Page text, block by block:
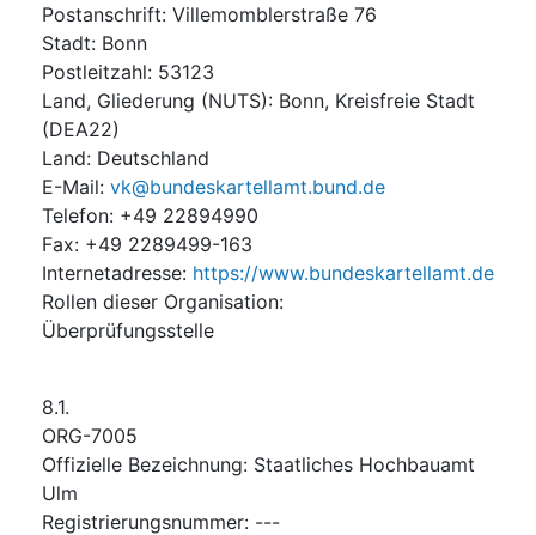
Postanschrift: Villemomblerstraße 76
Stadt: Bonn
Postleitzahl: 53123
Land, Gliederung (NUTS): Bonn, Kreisfreie Stadt
(DEA22)
Land: Deutschland
E-Mail: vk@bundeskartellamt.bund.de
Telefon: +49 22894990
Fax: +49 2289499-163
Internetadresse: https://www.bundeskartellamt.de
Rollen dieser Organisation:
Überprüfungsstelle
8.1.
ORG-7005
Offizielle Bezeichnung: Staatliches Hochbauamt
Ulm
Registrierungsnummer: ---